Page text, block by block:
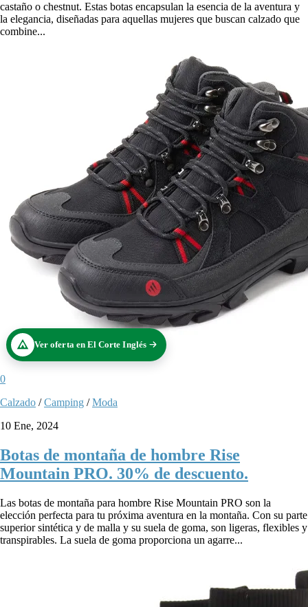
castaño o chestnut. Estas botas encapsulan la esencia de la aventura y
la elegancia, diseñadas para aquellas mujeres que buscan calzado que
combine...
Ver oferta en El Corte Inglés
0
Calzado /Camping /Moda
10 Ene, 2024
Botas de montaña de hombre Rise
Mountain PRO. 30% de descuento.
Las botas de montaña para hombre Rise Mountain PRO son la
elección perfecta para tu próxima aventura en la montaña. Con su parte
superior sintética y de malla y su suela de goma, son ligeras, flexibles y
transpirables. La suela de goma proporciona un agarre...